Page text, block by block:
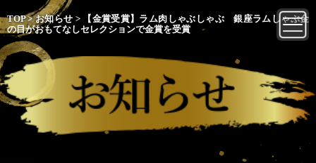
TOP>お知らせ >
【金賞受賞】ラム肉しゃぶしゃぶ 銀座ラムしゃぶ金
の目がおもてなしセレクションで金賞を受賞